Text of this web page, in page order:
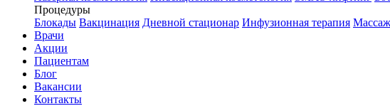
Процедуры
Блокады Вакцинация Дневной стационар Инфузионная терапия Массаж
Врачи
Акции
Пациентам
Блог
Вакансии
Контакты